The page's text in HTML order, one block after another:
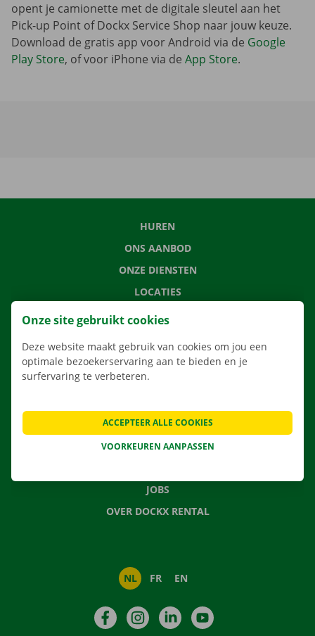
opent je camionette met de digitale sleutel aan het
Pick-up Point of Dockx Service Shop naar jouw keuze.
Download de gratis app voor Android via de Google
Play Store, of voor iPhone via de App Store.
HUREN
ONS AANBOD
ONZE DIENSTEN
LOCATIES
APP
VEELGESTELDE VRAGEN
NIEUWS
JOBS
OVER DOCKX RENTAL
NL FR EN
FacebookInstagramLinkedIn
Onze site gebruikt cookies
Deze website maakt gebruik van cookies om jou een
optimale bezoekerservaring aan te bieden en je
surfervaring te verbeteren.
VOORKEUREN AANPASSEN
ACCEPTEER ALLE COOKIES